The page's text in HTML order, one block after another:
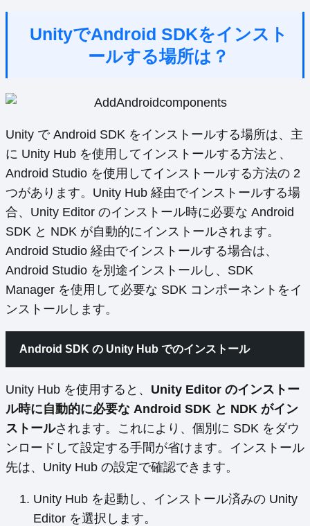
UnityでAndroid SDKをインスト
ールする場所は？
Unity で Android SDK をインストールする場所は、主
に Unity Hub を使用してインストールする方法と、
Android Studio を使用してインストールする方法の 2
つがあります。Unity Hub 経由でインストールする場
合、Unity Editor のインストール時に必要な Android
SDK と NDK が自動的にインストールされます。
Android Studio 経由でインストールする場合は、
Android Studio を別途インストールし、SDK
Manager を使用して必要な SDK コンポーネントをイ
ンストールします。
Android SDK の Unity Hub でのインストール
Unity Hub を使用すると、 Unity Editor のインストー
ル時に自動的に必要な Android SDK と NDK がイン
ストールされます。これにより、個別に SDK をダウ
ンロードして設定する手間が省けます。インストール
先は、Unity Hub の設定で確認できます。
Unity Hub を起動し、インストール済みの Unity
Editor を選択します。